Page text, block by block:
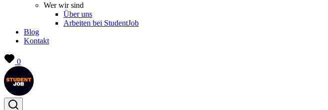
Wer wir sind
Über uns
Arbeiten bei StudentJob
Blog
Kontakt
0